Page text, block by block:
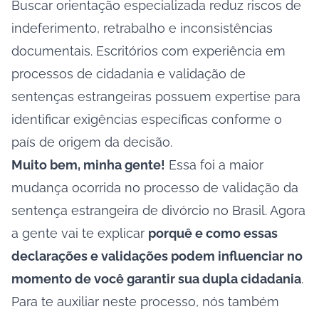
Buscar orientação especializada reduz riscos de
indeferimento, retrabalho e inconsistências
documentais. Escritórios com experiência em
processos de cidadania e validação de
sentenças estrangeiras possuem expertise para
identificar exigências específicas conforme o
país de origem da decisão.
Muito bem, minha gente! Essa foi a maior
mudança ocorrida no processo de validação da
sentença estrangeira de divórcio no Brasil. Agora
a gente vai te explicar porquê e como essas
declarações e validações podem influenciar no
momento de você garantir sua dupla cidadania.
Para te auxiliar neste processo, nós também